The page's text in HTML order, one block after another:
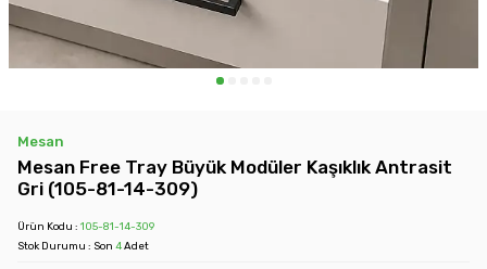
Mesan
Mesan Free Tray Büyük Modüler Kaşıklık Antrasit
Gri (105-81-14-309)
Ürün Kodu : 105-81-14-309
Stok Durumu : Son 4Adet